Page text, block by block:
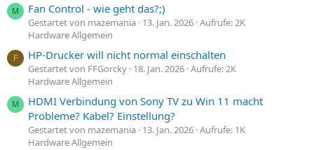
M Fan Control - wie geht das?;)
Gestartet von mazemania 13. Jan. 2026 Aufrufe: 2K
Hardware Allgemein
F HP-Drucker will nicht normal einschalten
Gestartet von FFGorcky 18. Jan. 2026 Aufrufe: 2K
Hardware Allgemein
M
HDMI Verbindung von Sony TV zu Win 11 macht
Probleme? Kabel? Einstellung?
Gestartet von mazemania 13. Jan. 2026 Aufrufe: 1K
Hardware Allgemein